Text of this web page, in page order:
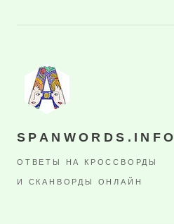
SPANWORDS.INFO
ОТВЕТЫ НА КРОССВОРДЫ
И СКАНВОРДЫ ОНЛАЙН